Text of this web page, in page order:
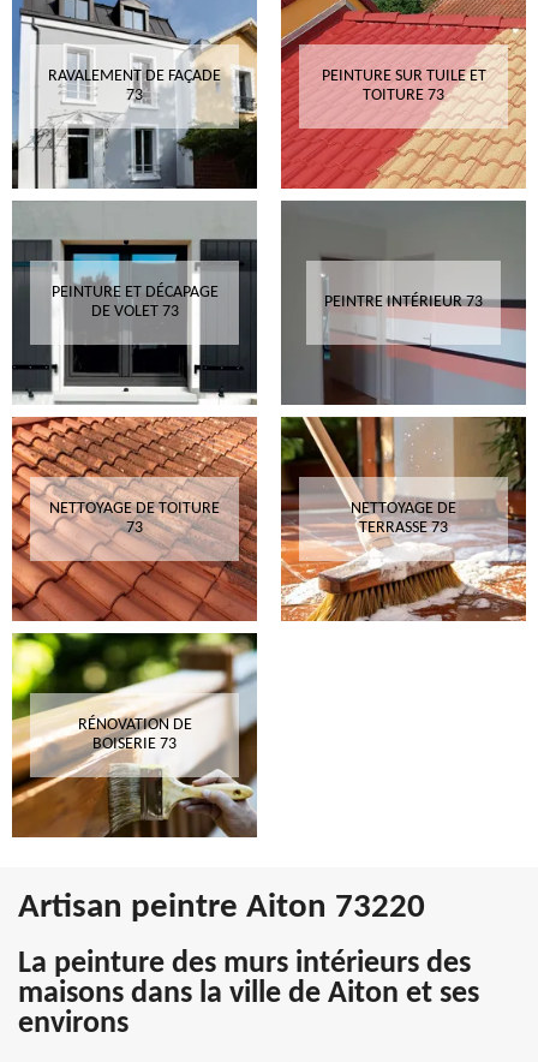
RAVALEMENT DE FAÇADE
73
PEINTURE SUR TUILE ET
TOITURE 73
PEINTURE ET DÉCAPAGE
DE VOLET 73
PEINTRE INTÉRIEUR 73
NETTOYAGE DE TOITURE
73
NETTOYAGE DE
TERRASSE 73
RÉNOVATION DE
BOISERIE 73
Artisan peintre Aiton 73220
La peinture des murs intérieurs des
maisons dans la ville de Aiton et ses
environs